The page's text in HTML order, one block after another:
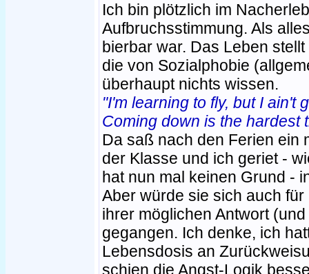
Ich bin plötzlich im
Aufbruchsstimmung. Als
bierbar war. Das Leben
die von Sozialphobie
überhaupt nichts wissen.
"I'm learning to fly, but I ain't
Coming down is the hardest
Da saß nach den Ferien ein
der Klasse und ich geriet -
hat nun mal keinen Grund -
Aber würde sie sich auch
ihrer möglichen Antwort
gegangen. Ich denke, ich
Lebensdosis an
schien die Angst-Logik